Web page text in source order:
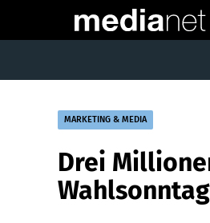
MARKETING & MEDIA
Drei